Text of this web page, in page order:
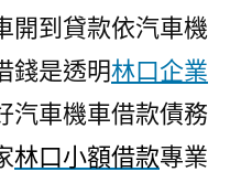
開到貸款依汽車機
錢是透明林口企業
汽車機車借款債務
林口小額借款專業